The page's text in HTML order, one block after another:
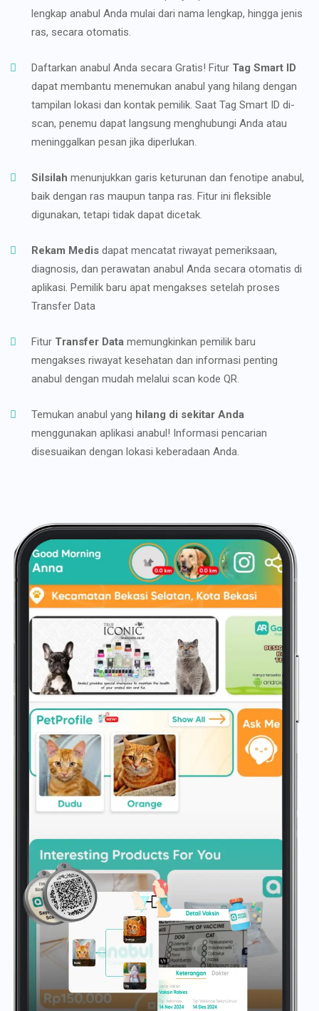
lengkap anabul Anda mulai dari nama lengkap, hingga jenis
ras, secara otomatis.
Daftarkan anabul Anda secara Gratis! Fitur Tag Smart ID
dapat membantu menemukan anabul yang hilang dengan
tampilan lokasi dan kontak pemilik. Saat Tag Smart ID di-
scan, penemu dapat langsung menghubungi Anda atau
meninggalkan pesan jika diperlukan.
Silsilah menunjukkan garis keturunan dan fenotipe anabul,
baik dengan ras maupun tanpa ras. Fitur ini fleksible
digunakan, tetapi tidak dapat dicetak.
Rekam Medis dapat mencatat riwayat pemeriksaan,
diagnosis, dan perawatan anabul Anda secara otomatis di
aplikasi. Pemilik baru apat mengakses setelah proses
Transfer Data
Fitur Transfer Data memungkinkan pemilik baru
mengakses riwayat kesehatan dan informasi penting
anabul dengan mudah melalui scan kode QR.
Temukan anabul yang hilang di sekitar Anda
menggunakan aplikasi anabul! Informasi pencarian
disesuaikan dengan lokasi keberadaan Anda.